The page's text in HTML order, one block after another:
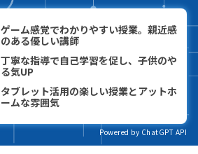
ゲーム感覚でわかりやすい授業。親近感
のある優しい講師
丁寧な指導で自己学習を促し、子供のや
る気UP
タブレット活用の楽しい授業とアットホ
ームな雰囲気
Powered by ChatGPT API